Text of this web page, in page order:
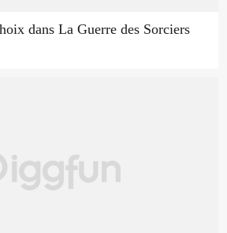
dans La Guerre des Sorciers